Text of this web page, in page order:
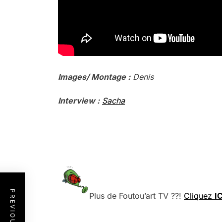
Images/ Montage :Denis
Interview : Sacha
Plus de Foutou’art TV ??! Cliquez